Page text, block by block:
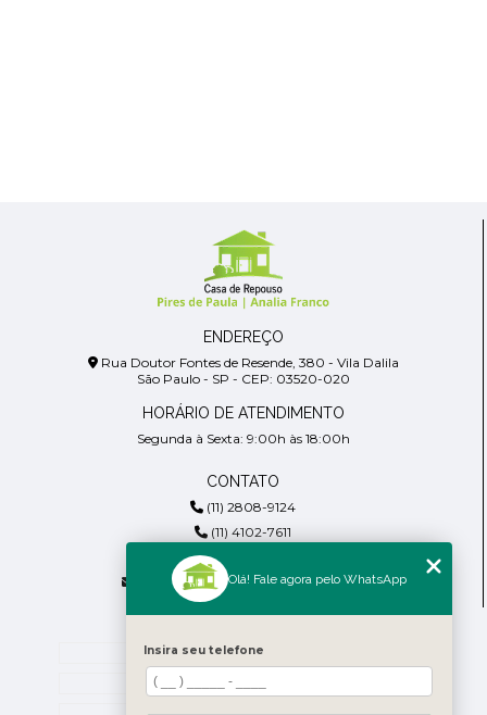
ENDEREÇO
Rua Doutor Fontes de Resende, 380 - Vila Dalila
São Paulo - SP - CEP: 03520-020
HORÁRIO DE ATENDIMENTO
Segunda à Sexta: 9:00h às 18:00h
CONTATO
(11) 2808-9124
(11) 4102-7611
(11) 99918-4901
residencialpiresdepaula@gmail.com
Home
Empresa
Olá! Fale agora pelo WhatsApp
Insira seu telefone